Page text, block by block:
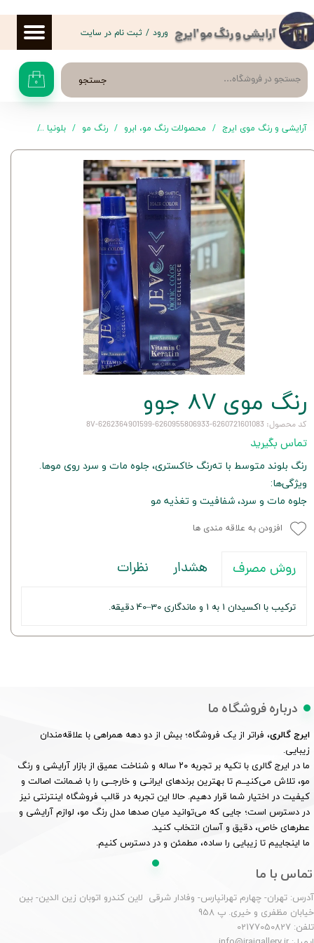
آرایشی و رنگ مو 'ایرج
جستجو ۰
ورود / ثبت نام در سایت
حساب کاربری من
تغییر گذر واژه
سفارشات
خروج از حساب کاربری
آرایشی و رنگ موی ایرج محصولات رنگ مو، ابرو رنگ مو بلونیا
رنگ موی 8V جوو
کد محصول: 6260721601083-6260955806933-6262364901599-8V
تماس بگیرید
رنگ بلوند متوسط با ته‌رنگ خاکستری، جلوه مات و سرد روی موها.
ویژگی‌ها:
جلوه مات و سرد، شفافیت و تغذیه مو
افزودن به علاقه مندی ها
روش مصرف هشدار نظرات
ترکیب با اکسیدان 1 به 1 و ماندگاری 30–40 دقیقه.
درباره فروشگاه ما
ایرج گالری، فراتر از یک فروشگاه؛ بیش از دو دهه همراهی با علاقه‌مندان
زیبایی.
ما در ایرج گالری با تکیه بر تجربه ۲۰ ساله و شناخت عمیق از بازار آرایشی و رنگ
مو، تلاش می‌کنیــم تا بهترین برندهای ایرانـی و خارجــی را با ضـمانت اصالت و
کیفیت در اختیار شما قرار دهیم. حالا این تجربه در قالب فروشگاه اینترنتی نیز
در دسترس است؛ جایی که می‌توانید میان صدها مدل رنگ مو، لوازم آرایشی و
عطرهای خاص، دقیق و آسان انتخاب کنید.
ما اینجاییم تا زیبایی را ساده، مطمئن و در دسترس کنیم.
تماس با ما
آدرس: تهران- چهارم تهرانپارس- وفادار شرقی لاین کندرو اتوبان زین الدین- بین
خیابان مظفری و خیری. پ 958
تلفن: 02177050827